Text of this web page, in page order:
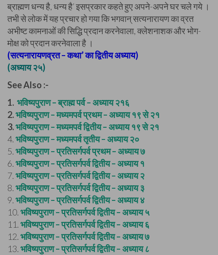
ब्राह्मण धन्य है, धन्य है’ इसप्रकार कहते हुए अपने-अपने घर चले गये ।
तभी से लोक में यह प्रचार हो गया कि भगवान् सत्यनारायण का व्रत
अभीष्ट कामनाओं की सिद्धि प्रदान करनेवाला, क्लेशनाशक और भोग-
मोक्ष को प्रदान करनेवाला है ।
(सत्यनारायणव्रत – कथा’ का द्वितीय अध्याय)
(अध्याय २५)
See Also :-
1. भविष्यपुराण – ब्राह्म पर्व – अध्याय २१६
2.भविष्यपुराण – मध्यमपर्व प्रथम – अध्याय १९ से २१
3.भविष्यपुराण – मध्यमपर्व द्वितीय – अध्याय १९ से २१
4.भविष्यपुराण – मध्यमपर्व तृतीय – अध्याय २०
5.भविष्यपुराण – प्रतिसर्गपर्व प्रथम – अध्याय ७
6.भविष्यपुराण – प्रतिसर्गपर्व द्वितीय – अध्याय १
7.भविष्यपुराण – प्रतिसर्गपर्व द्वितीय – अध्याय २
8.भविष्यपुराण – प्रतिसर्गपर्व द्वितीय – अध्याय ३
9.भविष्यपुराण – प्रतिसर्गपर्व द्वितीय – अध्याय ४
10.भविष्यपुराण – प्रतिसर्गपर्व द्वितीय – अध्याय ५
11.भविष्यपुराण – प्रतिसर्गपर्व द्वितीय – अध्याय ६
12.भविष्यपुराण – प्रतिसर्गपर्व द्वितीय – अध्याय ७
13.भविष्यपुराण – प्रतिसर्गपर्व द्वितीय – अध्याय ८